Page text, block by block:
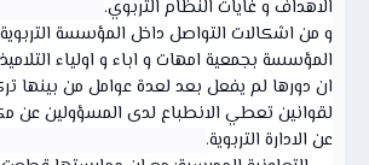
الاهداف و غايات النظام التربوي.
و من اشكالات التواصل داخل المؤسسة التربوية،
المؤسسة بجمعية امهات و اباء و اولياء
ان دورها لم يفعل بعد لعدة عوامل من بينها
لقوانين تعطي الانطباع لدى المسؤولين عن
عن الادارة التربوية.